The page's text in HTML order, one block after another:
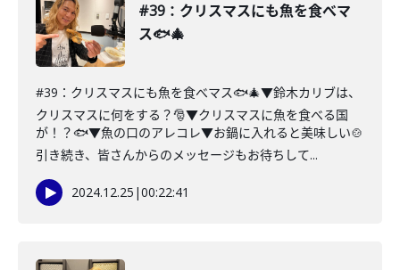
#39：クリスマスにも魚を食べマ
ス🐟🎄
#39：クリスマスにも魚を食べマス🐟🎄▼鈴木カリブは、
クリスマスに何をする？🎅▼クリスマスに魚を食べる国
が！？🐟▼魚の口のアレコレ▼お鍋に入れると美味しい🍲
引き続き、皆さんからのメッセージもお待ちして...
2024.12.25 |00:22:41